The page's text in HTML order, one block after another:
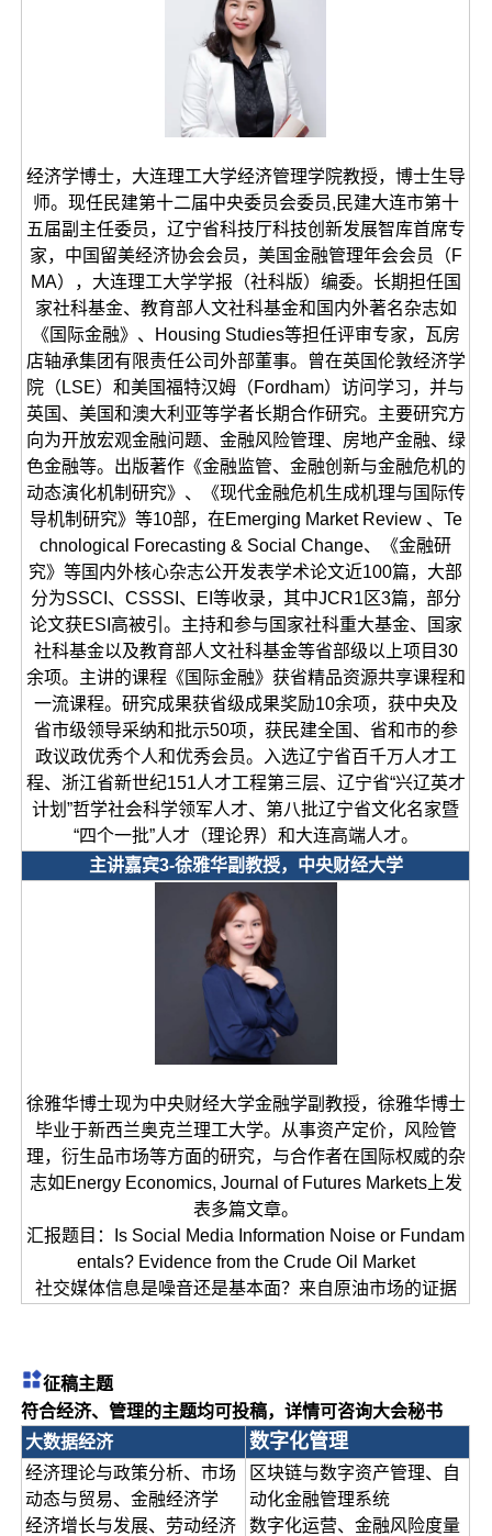
经济学博士，大连理工大学经济管理学院教授，博士生导
师。现任民建第十二届中央委员会委员,民建大连市第十
五届副主任委员，辽宁省科技厅科技创新发展智库首席专
家，中国留美经济协会会员，美国金融管理年会会员（F
MA），大连理工大学学报（社科版）编委。长期担任国
家社科基金、教育部人文社科基金和国内外著名杂志如
《国际金融》、Housing Studies等担任评审专家，瓦房
店轴承集团有限责任公司外部董事。曾在英国伦敦经济学
院（LSE）和美国福特汉姆（Fordham）访问学习，并与
英国、美国和澳大利亚等学者长期合作研究。主要研究方
向为开放宏观金融问题、金融风险管理、房地产金融、绿
色金融等。出版著作《金融监管、金融创新与金融危机的
动态演化机制研究》、《现代金融危机生成机理与国际传
导机制研究》等10部，在Emerging Market Review 、Te
chnological Forecasting & Social Change、《金融研
究》等国内外核心杂志公开发表学术论文近100篇，大部
分为SSCI、CSSSI、EI等收录，其中JCR1区3篇，部分
论文获ESI高被引。主持和参与国家社科重大基金、国家
社科基金以及教育部人文社科基金等省部级以上项目30
余项。主讲的课程《国际金融》获省精品资源共享课程和
一流课程。研究成果获省级成果奖励10余项，获中央及
省市级领导采纳和批示50项，获民建全国、省和市的参
政议政优秀个人和优秀会员。入选辽宁省百千万人才工
程、浙江省新世纪151人才工程第三层、辽宁省“兴辽英才
计划”哲学社会科学领军人才、第八批辽宁省文化名家暨
“四个一批”人才（理论界）和大连高端人才。
主讲嘉宾3-徐雅华副教授，中央财经大学
徐雅华博士现为中央财经大学金融学副教授，徐雅华博士
毕业于新西兰奥克兰理工大学。从事资产定价，风险管
理，衍生品市场等方面的研究，与合作者在国际权威的杂
志如Energy Economics, Journal of Futures Markets上发
表多篇文章。
汇报题目：Is Social Media Information Noise or Fundam
entals? Evidence from the Crude Oil Market
社交媒体信息是噪音还是基本面？来自原油市场的证据
征稿主题
符合经济、管理的主题均可投稿，详情可咨询大会秘书
大数据经济
数字化管理
经济理论与政策分析、市场
动态与贸易、金融经济学
经济增长与发展、劳动经济
区块链与数字资产管理、自
动化金融管理系统
数字化运营、金融风险度量